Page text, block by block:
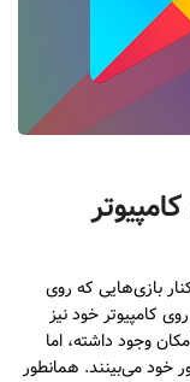
بازی‌هایی که روی
کامپیوتر خود نیز
وجود داشته، اما
خود می‌بینند. همانطور